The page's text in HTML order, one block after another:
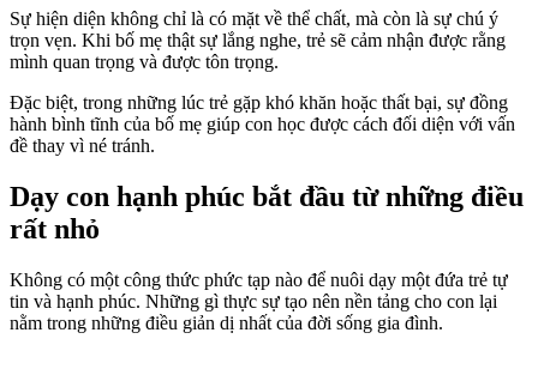
Sự hiện diện không chỉ là có mặt về thể chất, mà còn là sự chú ý
trọn vẹn. Khi bố mẹ thật sự lắng nghe, trẻ sẽ cảm nhận được rằng
mình quan trọng và được tôn trọng.
Đặc biệt, trong những lúc trẻ gặp khó khăn hoặc thất bại, sự đồng
hành bình tĩnh của bố mẹ giúp con học được cách đối diện với vấn
đề thay vì né tránh.
Dạy con hạnh phúc bắt đầu từ những điều
rất nhỏ
Không có một công thức phức tạp nào để nuôi dạy một đứa trẻ tự
tin và hạnh phúc. Những gì thực sự tạo nên nền tảng cho con lại
nằm trong những điều giản dị nhất của đời sống gia đình.